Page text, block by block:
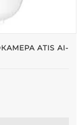
ATIS AI-